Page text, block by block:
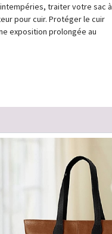
traiter votre sac à
pour cuir. Protéger le cuir
exposition prolongée au